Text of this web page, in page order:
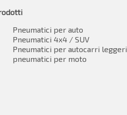
Pneumatici per auto
Pneumatici 4x4 / SUV
Pneumatici per autocarri leggeri
pneumatici per moto